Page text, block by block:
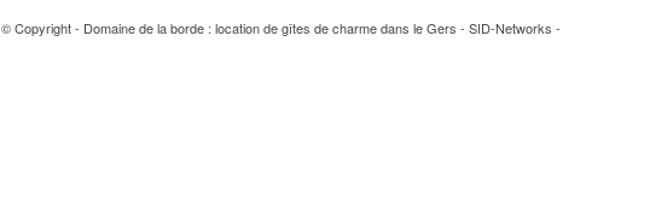
© Copyright - Domaine de la borde : location de gîtes de charme dans le Gers - SID-Networks -